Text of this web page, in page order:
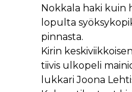
Nokkala haki kuin
lopulta
pinnasta.
Kirin
tiivis ulkopeli
lukkari Joona